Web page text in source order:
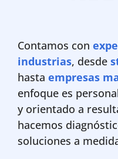
Contamos con
industrias, desde
hasta empresas
enfoque es
y orientado a
hacemos
soluciones a